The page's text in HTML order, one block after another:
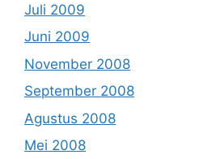
Juli 2009
Juni 2009
November 2008
September 2008
Agustus 2008
Mei 2008